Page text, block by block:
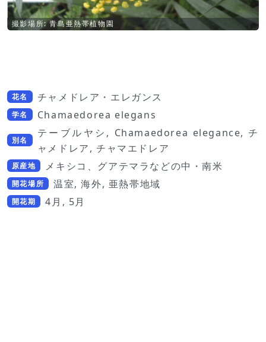
撮影場所: 青島亜熱帯植物園
花名 チャメドレア・エレガンス
学名 Chamaedorea elegans
別名
テーブルヤシ, Chamaedorea elegance, チ
ャメドレア, チャマエドレア
原産地 メキシコ、グアテマラなどの中・南米
開花場所 温室, 海外, 亜熱帯地域
開花期 4月, 5月